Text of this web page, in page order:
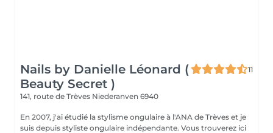
Nails by Danielle Léonard (
Beauty Secret )
11
141, route de Trèves Niederanven 6940
En 2007, j'ai étudié la stylisme ongulaire à l'ANA de Trèves et je
suis depuis styliste ongulaire indépendante. Vous trouverez ici